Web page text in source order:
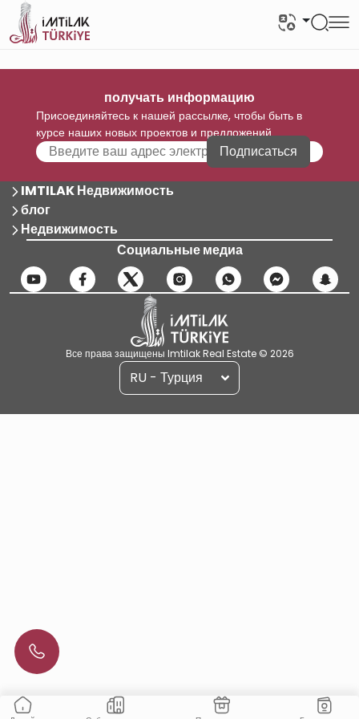
получать информацию
Присоединяйтесь к нашей рассылке, чтобы быть в
курсе наших новых проектов и предложений
Подписаться
IMTILAK Недвижимость
блог
Недвижимость
Социальные медиа
Все права защищены Imtilak Real Estate © 2026
RU - Турция